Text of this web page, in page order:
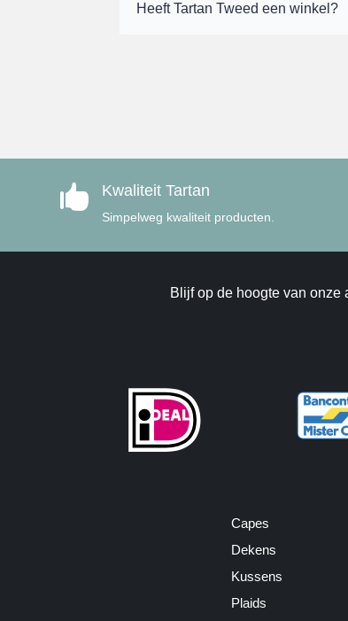
Heeft Tartan Tweed een winkel?
 Kwaliteit Tartan
Simpelweg kwaliteit producten.
Blijf op de hoogte van
Capes
Dekens
Kussens
Plaids